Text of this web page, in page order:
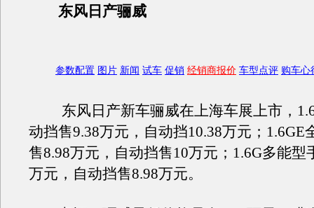
东风日产骊威
参数配置 图片 新闻 试车 促销 经销商报价 车型点评 购车心
东风日产新车骊威在上海车展上市，
动挡售9.38万元，自动挡10.38万元；1.6GE
售8.98万元，自动挡售10万元；1.6G多能型
万元，自动挡售8.98万元。